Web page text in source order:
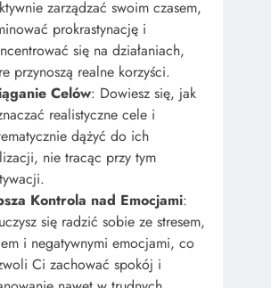
zarządzać swoim czasem,
prokrastynację i
się na działaniach,
przynoszą realne korzyści.
Celów: Dowiesz się, jak
realistyczne cele i
dążyć do ich
nie tracąc przy tym
Kontrola nad Emocjami:
się radzić sobie ze stresem,
i negatywnymi emocjami, co
Ci zachować spokój i